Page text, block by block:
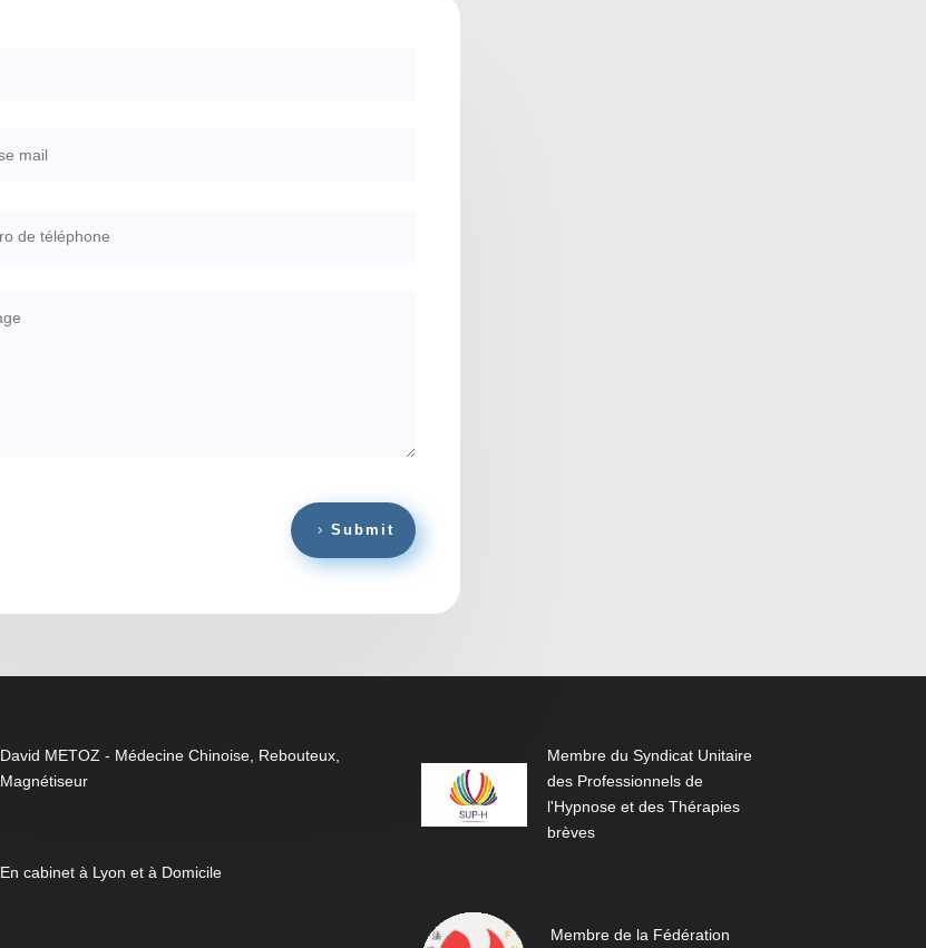
Submit
David METOZ - Médecine Chinoise, Rebouteux,
Magnétiseur
En cabinet à Lyon et à Domicile
Membre du Syndicat Unitaire
des Professionnels de
l'Hypnose et des Thérapies
brèves
Membre de la Fédération